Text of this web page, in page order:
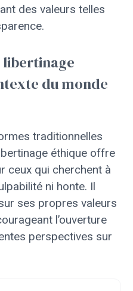
des valeurs telles
libertinage
du monde
traditionnelles
éthique offre
ceux qui cherchent à
ni honte. Il
ses propres valeurs
l’ouverture
perspectives sur